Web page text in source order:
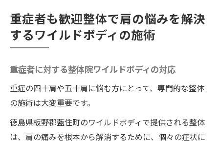
重症者も歓迎整体で肩の悩みを解決
するワイルドボディの施術
重症者に対する整体院ワイルドボディの対応
重症の四十肩や五十肩に悩む方にとって、専門的な整体
の施術は大変重要です。
徳島県板野郡藍住町のワイルドボディで提供される整体
は、肩の痛みを根本から解消するために、個々の症状に